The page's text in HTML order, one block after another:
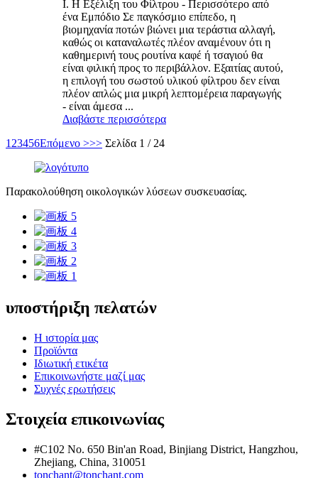
I. Η Εξέλιξη του Φίλτρου - Περισσότερο από
ένα Εμπόδιο Σε παγκόσμιο επίπεδο, η
βιομηχανία ποτών βιώνει μια τεράστια αλλαγή,
καθώς οι καταναλωτές πλέον αναμένουν ότι η
καθημερινή τους ρουτίνα καφέ ή τσαγιού θα
είναι φιλική προς το περιβάλλον. Εξαιτίας αυτού,
η επιλογή του σωστού υλικού φίλτρου δεν είναι
πλέον απλώς μια μικρή λεπτομέρεια παραγωγής
- είναι άμεσα ...
Διαβάστε περισσότερα
1 23456Επόμενο >>> Σελίδα 1 / 24
Παρακολούθηση οικολογικών λύσεων συσκευασίας.
υποστήριξη πελατών
Η ιστορία μας
Προϊόντα
Ιδιωτική ετικέτα
Επικοινωνήστε μαζί μας
Συχνές ερωτήσεις
Στοιχεία επικοινωνίας
#C102 No. 650 Bin'an Road, Binjiang District, Hangzhou,
Zhejiang, China, 310051
tonchant@tonchant.com